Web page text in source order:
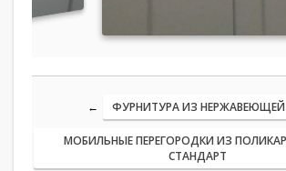
← ФУРНИТУРА ИЗ НЕРЖАВЕЮЩЕЙ
МОБИЛЬНЫЕ ПЕРЕГОРОДКИ ИЗ
СТАНДАРТ